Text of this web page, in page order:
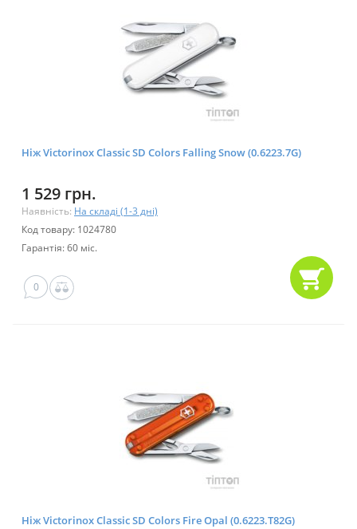
Ніж Victorinox Classic SD Colors Falling Snow (0.6223.7G)
1 529 грн.
Наявність: На складі (1-3 дні)
Код товару: 1024780
Гарантія: 60 міс.
0
Ніж Victorinox Classic SD Colors Fire Opal (0.6223.T82G)